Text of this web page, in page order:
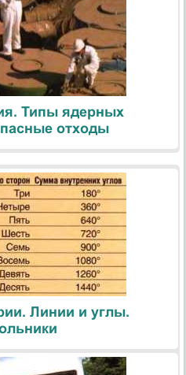
Типы ядерных
отходы
Линии и углы.